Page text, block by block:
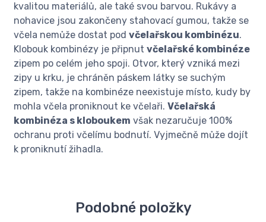
kvalitou materiálů, ale také svou barvou. Rukávy a
nohavice jsou zakončeny stahovací gumou, takže se
včela nemůže dostat pod včelařskou kombinézu.
Klobouk kombinézy je připnut včelařské kombinéze
zipem po celém jeho spoji. Otvor, který vzniká mezi
zipy u krku, je chráněn páskem látky se suchým
zipem, takže na kombinéze neexistuje místo, kudy by
mohla včela proniknout ke včelaři. Včelařská
kombinéza s kloboukem však nezaručuje 100%
ochranu proti včelímu bodnutí. Vyjmečně může dojít
k proniknutí žihadla.
Podobné položky